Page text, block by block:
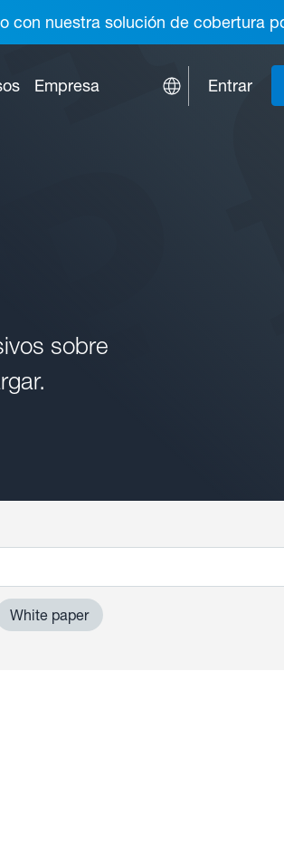
con nuestra solución de cobertura
Empresa Entrar
sobre
White paper